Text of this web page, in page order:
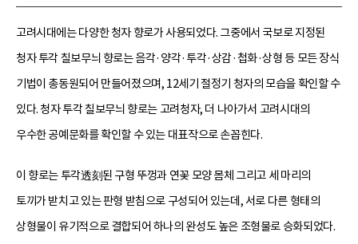
고려시대에는 다양한 청자 향로가 사용되었다. 그중에서 국보로 지정된
청자 투각 칠보무늬 향로는 음각·양각·투각·상감·첩화·상형 등 모든 장식
기법이 총동원되어 만들어졌으며, 12세기 절정기 청자의 모습을 확인할 수
있다. 청자 투각 칠보무늬 향로는 고려청자, 더 나아가서 고려시대의
우수한 공예문화를 확인할 수 있는 대표작으로 손꼽힌다.
이 향로는 투각透刻된 구형 뚜껑과 연꽃 모양 몸체 그리고 세 마리의
토끼가 받치고 있는 판형 받침으로 구성되어 있는데, 서로 다른 형태의
상형물이 유기적으로 결합되어 하나의 완성도 높은 조형물로 승화되었다.